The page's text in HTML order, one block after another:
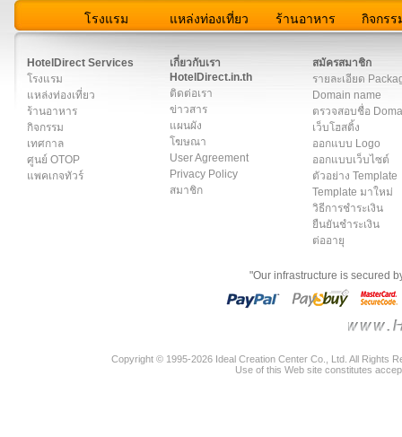
โรงแรม แหล่งท่องเที่ยว ร้านอาหาร กิจกรร
HotelDirect Services
โรงแรม
แหล่งท่องเที่ยว
ร้านอาหาร
กิจกรรม
เทศกาล
ศูนย์ OTOP
แพคเกจทัวร์
เกี่ยวกับเรา
HotelDirect.in.th
ติดต่อเรา
ข่าวสาร
แผนผัง
โฆษณา
User Agreement
Privacy Policy
สมาชิก
สมัครสมาชิก
รายละเอียด
Domain name
ตรวจสอบชื่อ
เว็บโฮสติ้ง
ออกแบบ Logo
ออกแบบเว็บไซต์
ตัวอย่าง Template
Template มาใหม่
วิธีการชำระเงิน
ยืนยันชำระเงิน
ต่ออายุ
"Our infrastructure is secured
Copyright © 1995-2026 Ideal Creation Center Co., Ltd. All Rights
Use of this Web site constitutes